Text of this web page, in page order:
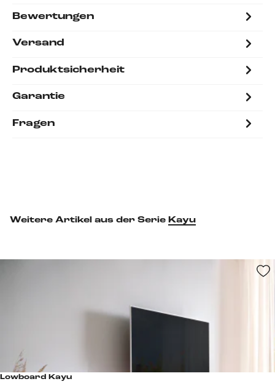
Bewertungen
Versand
Produktsicherheit
Garantie
Fragen
Weitere Artikel aus der Serie Kayu
Lowboard Kayu